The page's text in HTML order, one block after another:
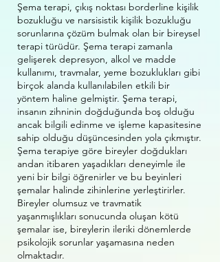
Şema terapi, çıkış noktası borderline kişilik
bozukluğu ve narsisistik kişilik bozukluğu
sorunlarına çözüm bulmak olan bir bireysel
terapi türüdür. Şema terapi zamanla
gelişerek depresyon, alkol ve madde
kullanımı, travmalar, yeme bozuklukları gibi
birçok alanda kullanılabilen etkili bir
yöntem haline gelmiştir. Şema terapi,
insanın zihninin doğduğunda boş olduğu
ancak bilgili edinme ve işleme kapasitesine
sahip olduğu düşüncesinden yola çıkmıştır.
Şema terapiye göre bireyler doğdukları
andan itibaren yaşadıkları deneyimle ile
yeni bir bilgi öğrenirler ve bu beyinleri
şemalar halinde zihinlerine yerleştirirler.
Bireyler olumsuz ve travmatik
yaşanmışlıkları sonucunda oluşan kötü
şemalar ise, bireylerin ileriki dönemlerde
psikolojik sorunlar yaşamasına neden
olmaktadır.